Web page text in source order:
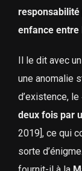
responsabilité
enfance entre
Il le dit avec
une anomalie
d’existence, le
deux fois par
2019], ce qui
sorte